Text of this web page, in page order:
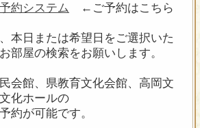
が、生きることの励ましと慰めを
まごクラブ誌で胎教に良いCDとして
介された。
康介（つじ・こうすけ） 歌、
他
ンテヴェルディ「オルフェオ」等、
（落語）
手人気落語家として注
初の二人会
約システム
←ご予約はこちら
本日または希望日をご選択いた
部屋の検索をお願いします。
会館、県教育文化会館、高岡文
化ホールの
約が可能です。